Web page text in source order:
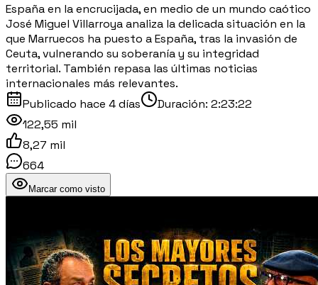
España en la encrucijada, en medio de un mundo caótico
José Miguel Villarroya analiza la delicada situación en la
que Marruecos ha puesto a España, tras la invasión de
Ceuta, vulnerando su soberanía y su integridad
territorial. También repasa las últimas noticias
internacionales más relevantes.
Publicado hace 4 días Duración: 2:23:22
122,55 mil
8,27 mil
664
Marcar como visto